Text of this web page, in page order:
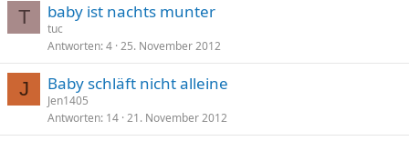
T baby ist nachts munter
tuc
Antworten 4 25. November 2012
J Baby schläft nicht alleine
Jen1405
Antworten 14 21. November 2012